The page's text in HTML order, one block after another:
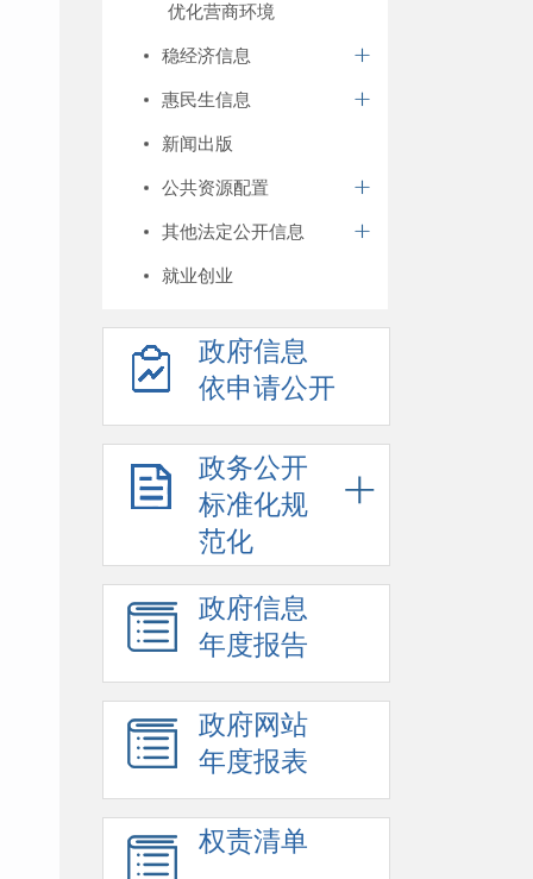
优化营商环境
稳经济信息
惠民生信息
新闻出版
公共资源配置
其他法定公开信息
就业创业
政府信息
依申请公开
政务公开
标准化规
范化
政府信息
年度报告
政府网站
年度报表
权责清单